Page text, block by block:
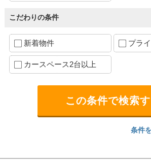
こだわりの条件
新着物件 プラ
カースペース2台以上
条件